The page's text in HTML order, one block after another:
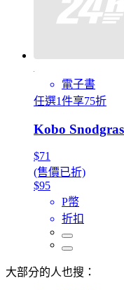
電子書
任選1件享75折
Kobo
$71
(售價已折)
$95
P幣
折扣
大部分的人也搜：